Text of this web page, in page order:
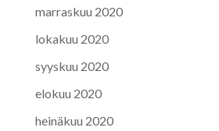
marraskuu 2020
lokakuu 2020
syyskuu 2020
elokuu 2020
heinäkuu 2020